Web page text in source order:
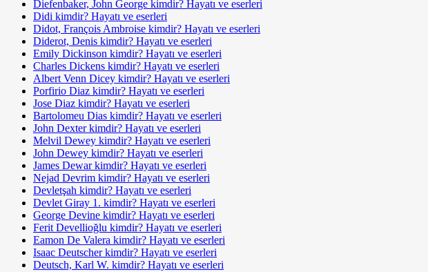
Diefenbaker, John George kimdir? Hayatı ve eserleri
Didi kimdir? Hayatı ve eserleri
Didot, François Ambroise kimdir? Hayatı ve eserleri
Diderot, Denis kimdir? Hayatı ve eserleri
Emily Dickinson kimdir? Hayatı ve eserleri
Charles Dickens kimdir? Hayatı ve eserleri
Albert Venn Dicey kimdir? Hayatı ve eserleri
Porfirio Diaz kimdir? Hayatı ve eserleri
Jose Diaz kimdir? Hayatı ve eserleri
Bartolomeu Dias kimdir? Hayatı ve eserleri
John Dexter kimdir? Hayatı ve eserleri
Melvil Dewey kimdir? Hayatı ve eserleri
John Dewey kimdir? Hayatı ve eserleri
James Dewar kimdir? Hayatı ve eserleri
Nejad Devrim kimdir? Hayatı ve eserleri
Devletşah kimdir? Hayatı ve eserleri
Devlet Giray 1. kimdir? Hayatı ve eserleri
George Devine kimdir? Hayatı ve eserleri
Ferit Devellioğlu kimdir? Hayatı ve eserleri
Eamon De Valera kimdir? Hayatı ve eserleri
Isaac Deutscher kimdir? Hayatı ve eserleri
Deutsch, Karl W. kimdir? Hayatı ve eserleri